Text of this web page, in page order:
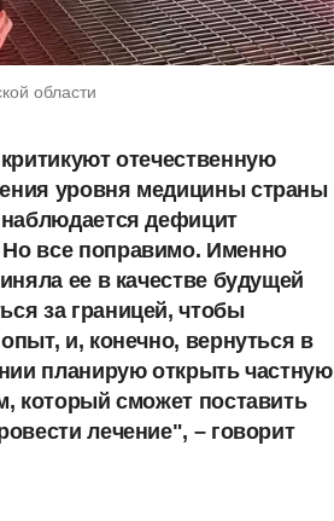
области
отечественную
уровня медицины страны
дефицит
все поправимо. Именно
ее в качестве будущей
за границей, чтобы
и, конечно, вернуться в
планирую открыть частную
который сможет поставить
лечение", – говорит